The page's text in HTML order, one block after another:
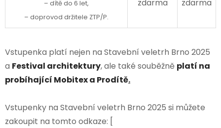
– dítě do 6 let,
– doprovod držitele ZTP/P.
zdarma zdarma
Vstupenka platí nejen na Stavební veletrh Brno 2025
a Festival architektury, ale také souběžně platí na
probíhající Mobitex a Prodítě.
Vstupenky na Stavební veletrh Brno 2025 si můžete
zakoupit na tomto odkaze: [